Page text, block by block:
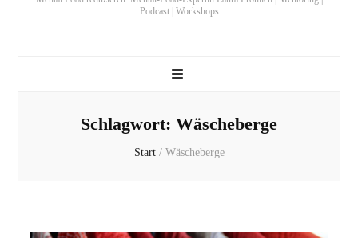
Podcast | Workshops
Schlagwort: Wäscheberge
Start / Wäscheberge